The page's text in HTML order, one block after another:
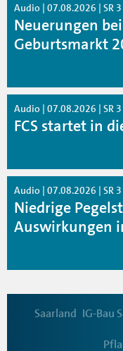
Audio | 07.08.2026 | SR 3
Neuerungen
Geburtsmarkt
Audio | 07.08.2026 | SR 3
FCS startet in
Audio | 07.08.2026 | SR 3
Niedrige
Auswirkungen
Saarland IG-Bau